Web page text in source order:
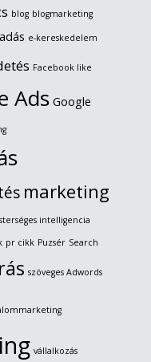
blog blogmarketing
e-kereskedelem
Facebook like
Ads Google
marketing
intelligencia
pr cikk Puzsér Search
szöveges Adwords
vállalkozás